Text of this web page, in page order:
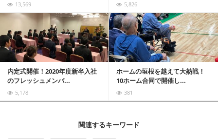
13,569 5,826
内定式開催！2020年度新卒入社
のフレッシュメンバ...
5,178
ホームの垣根を越えて大熱戦！
10ホーム合同で開催し...
381
記事を読む
関連するキーワード